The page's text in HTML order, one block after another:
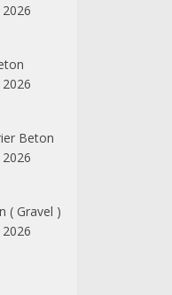
Beton
( Gravel )